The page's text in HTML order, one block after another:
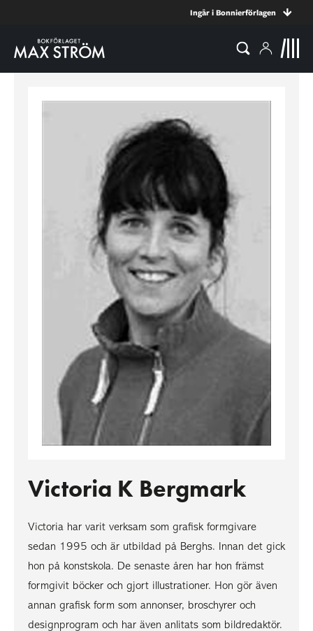
Ingår i Bonnierförlagen
Victoria K Bergmark
Victoria har varit verksam som grafisk formgivare
sedan 1995 och är utbildad på Berghs. Innan det gick
hon på konstskola. De senaste åren har hon främst
formgivit böcker och gjort illustrationer. Hon gör även
annan grafisk form som annonser, broschyrer och
designprogram och har även anlitats som bildredaktör.